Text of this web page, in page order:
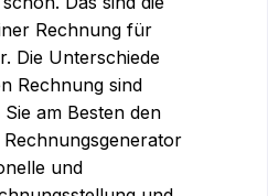
Rechnung für
Die Unterschiede
Rechnung sind
am Besten den
und